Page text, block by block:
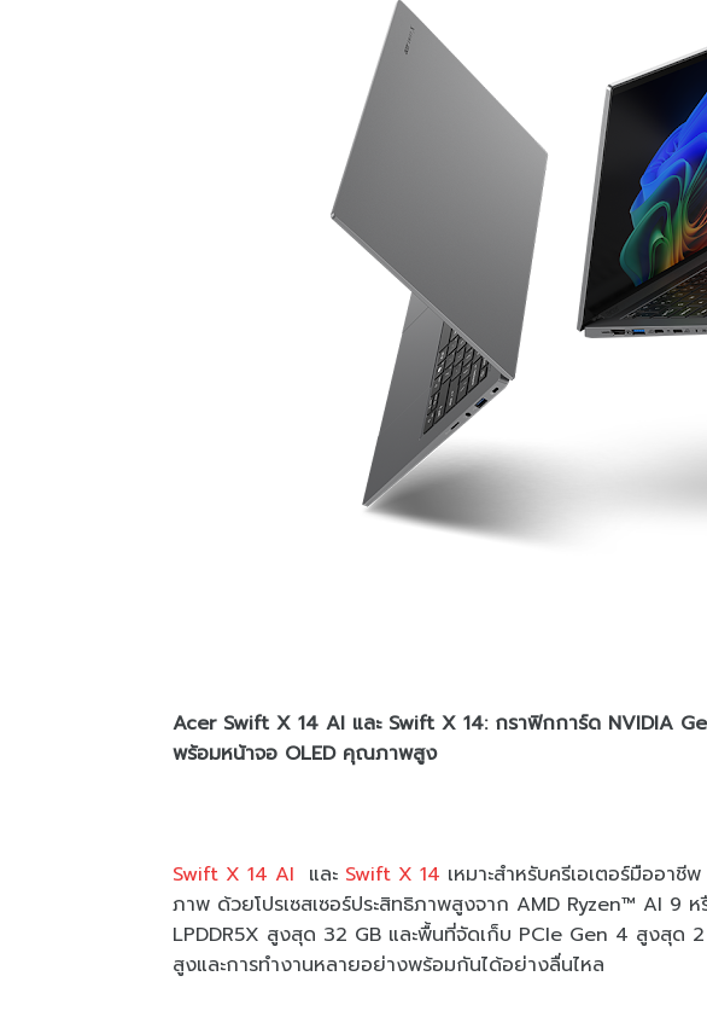
Acer Swift X 14 AI และ Swift X 14: กราฟิกการ์ด NVIDIA
พร้อมหน้าจอ OLED คุณภาพสูง
Swift X 14 AI และ Swift X 14 เหมาะสำหรับครีเอเตอร์มืออา
ภาพ ด้วยโปรเซสเซอร์ประสิทธิภาพสูงจาก AMD Ryzen™ AI 9
LPDDR5X สูงสุด 32 GB และพื้นที่จัดเก็บ PCIe Gen 4 สูงสุด
สูงและการทำงานหลายอย่างพร้อมกันได้อย่างลื่นไหล